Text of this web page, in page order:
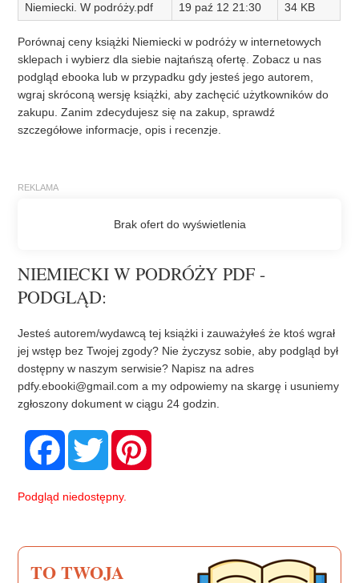
Niemiecki. W podróży.pdf
19 paź 12 21:30 34 KB
Porównaj ceny książki Niemiecki w podróży w internetowych
sklepach i wybierz dla siebie najtańszą ofertę. Zobacz u nas
podgląd ebooka lub w przypadku gdy jesteś jego autorem,
wgraj skróconą wersję książki, aby zachęcić użytkowników do
zakupu. Zanim zdecydujesz się na zakup, sprawdź
szczegółowe informacje, opis i recenzje.
NIEMIECKI W PODRÓŻY PDF -
PODGLĄD:
Jesteś autorem/wydawcą tej książki i zauważyłeś że ktoś wgrał
jej wstęp bez Twojej zgody? Nie życzysz sobie, aby podgląd był
dostępny w naszym serwisie? Napisz na adres
pdfy.ebooki@gmail.com a my odpowiemy na skargę i usuniemy
zgłoszony dokument w ciągu 24 godzin.
F
o
T
w
e
Podgląd niedostępny.
TO TWOJA